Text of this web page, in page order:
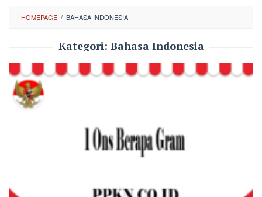
HOMEPAGE / BAHASA INDONESIA
Kategori: Bahasa Indonesia